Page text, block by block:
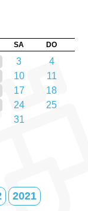
SA DO
3
4
10
11
17
18
24
25
31
2021